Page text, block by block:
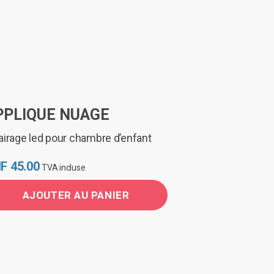
NUAGE
led pour chambre d’enfant
45.00 TVA incluse
AJOUTER AU PANIER